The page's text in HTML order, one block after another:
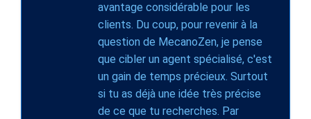
avantage considérable pour les
clients. Du coup, pour revenir à la
question de MecanoZen, je pense
que cibler un agent spécialisé, c'est
un gain de temps précieux. Surtout
si tu as déjà une idée très précise
de ce que tu recherches. Par